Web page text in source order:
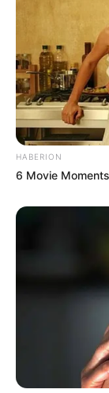
HABERION
6 Movie